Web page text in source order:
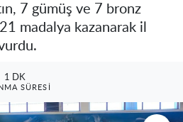
7 gümüş ve 7 bronz
madalya kazanarak il
1 DK
SÜRESI